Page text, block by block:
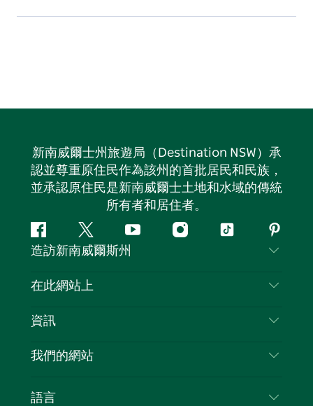
新南威爾士州旅遊局（Destination NSW）承
認並尊重原住民作為該州的首批居民和民族，
並承認原住民是新南威爾士土地和水域的傳統
所有者和居住者。
Facebook嘰
嘰
喳
Youtube Instagram
抖
造訪新南威爾斯州
聯絡我們
隱私
Cookie 通知
在此網站上
目的地
新南威爾士州公路旅行
活動
資訊
旅行資訊
新南威爾士州的商業
我們的網站
語言